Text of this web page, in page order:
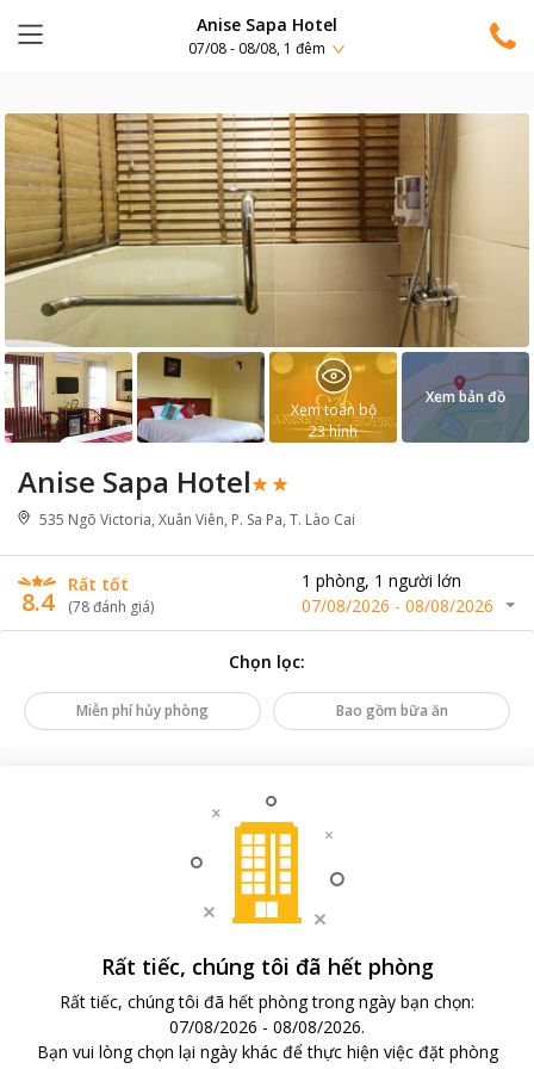
Anise Sapa Hotel
07/08 - 08/08, 1 đêm
Anise Sapa Hotel
535 Ngõ Victoria, Xuân Viên, P. Sa Pa, T. Lào Cai
8.4
Rất tốt
(78đánh giá)
1 phòng, 1 người lớn
07/08/2026 - 08/08/2026
Xem toàn bộ
23hình
Xem bản đồ
Chọn lọc:
Miễn phí hủy phòng Bao gồm bữa ăn
Rất tiếc, chúng tôi đã hết phòng
Rất tiếc, chúng tôi đã hết phòng trong ngày bạn chọn:
07/08/2026 - 08/08/2026.
Bạn vui lòng chọn lại ngày khác để thực hiện việc đặt phòng